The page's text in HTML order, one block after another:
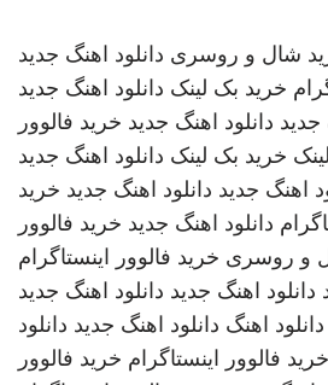
شال و روسری دانلود اهنگ جدید
خرید بک لینک دانلود اهنگ جدید
جدید دانلود اهنگ جدید خرید فالوور
خرید بک لینک دانلود اهنگ جدید
اهنگ جدید دانلود اهنگ جدید خرید
دانلود اهنگ جدید خرید فالوور
و روسری خرید فالوور اینستاگرام
دانلود اهنگ جدید دانلود اهنگ جدید
دانلود اهنگ دانلود اهنگ جدید دانلود
خرید فالوور اینستاگرام خرید فالوور